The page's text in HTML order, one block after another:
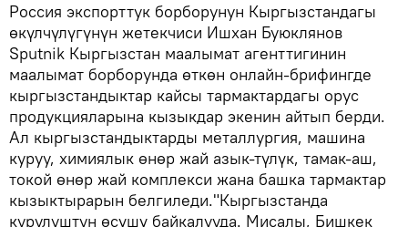
Россия экспорттук борборунун Кыргызстандагы
өкүлчүлүгүнүн жетекчиси Ишхан Буюклянов
Sputnik Кыргызстан маалымат агенттигинин
маалымат борборунда өткөн онлайн-брифингде
кыргызстандыктар кайсы тармактардагы орус
продукцияларына кызыкдар экенин айтып берди.
Ал кыргызстандыктарды металлургия, машина
куруу, химиялык өнөр жай азык-түлүк, тамак-аш,
токой өнөр жай комплекси жана башка тармактар
кызыктырарын белгиледи."Кыргызстанда
курулуштун өсүшү байкалууда. Мисалы, Бишкек